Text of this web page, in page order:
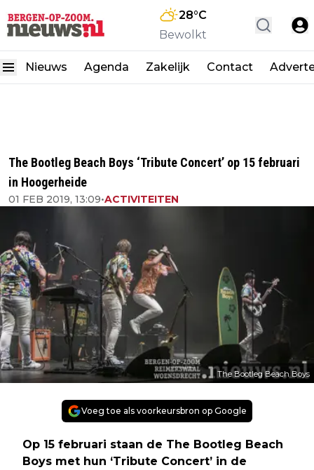
28°C
Bewolkt
Nieuws Agenda Zakelijk Contact
The Bootleg Beach Boys ‘Tribute Concert’ op 15 februari
in Hoogerheide
01 FEB 2019, 13:09•ACTIVITEITEN
The Bootleg Beach Boys
Voeg toe als voorkeursbron op Google
Op 15 februari staan de The Bootleg Beach
Boys met hun ‘Tribute Concert’ in de